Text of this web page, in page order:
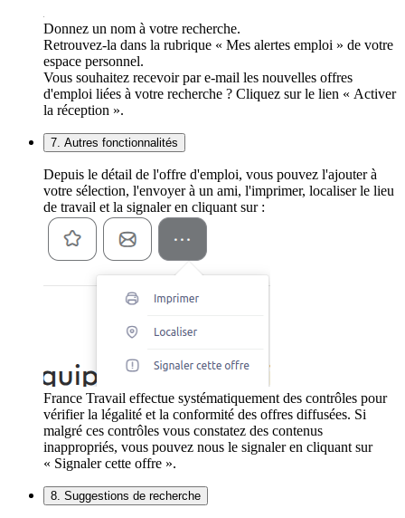
Donnez un nom à votre recherche.
Retrouvez-la dans la rubrique « Mes alertes emploi » de votre
espace personnel.
Vous souhaitez recevoir par e-mail les nouvelles offres
d'emploi liées à votre recherche ? Cliquez sur le lien « Activer
la réception ».
7. Autres fonctionnalités
Depuis le détail de l'offre d'emploi, vous pouvez l'ajouter à
votre sélection, l'envoyer à un ami, l'imprimer, localiser le lieu
de travail et la signaler en cliquant sur :
France Travail effectue systématiquement des contrôles pour
vérifier la légalité et la conformité des offres diffusées. Si
malgré ces contrôles vous constatez des contenus
inappropriés, vous pouvez nous le signaler en cliquant sur
« Signaler cette offre ».
8. Suggestions de recherche